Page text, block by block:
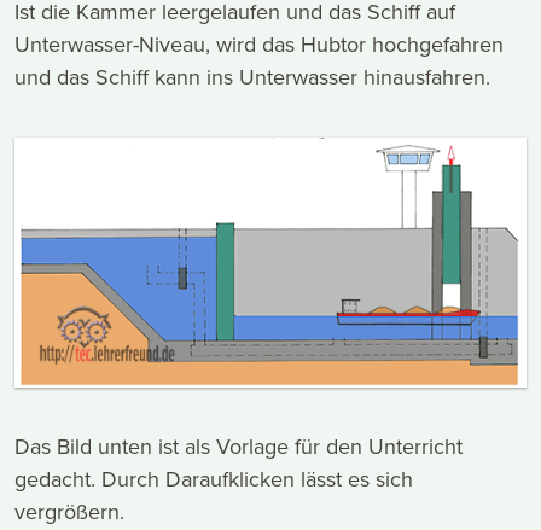
Ist die Kammer leergelaufen und das Schiff auf
Unterwasser-Niveau, wird das Hubtor hochgefahren
und das Schiff kann ins Unterwasser hinausfahren.
Das Bild unten ist als Vorlage für den Unterricht
gedacht. Durch Daraufklicken lässt es sich
vergrößern.